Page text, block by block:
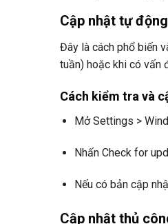
Cập nhật tự
Đây là cách phổ biến
tuần) hoặc khi có vấn
Cách kiểm tra và
Mở Settings >
Nhấn Check for
Nếu có bản cập
Cập nhật thủ